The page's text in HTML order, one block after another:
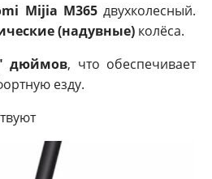
Mijia M365двухколесный.
(надувные) колёса.
дюймов, что обеспечивает
езду.